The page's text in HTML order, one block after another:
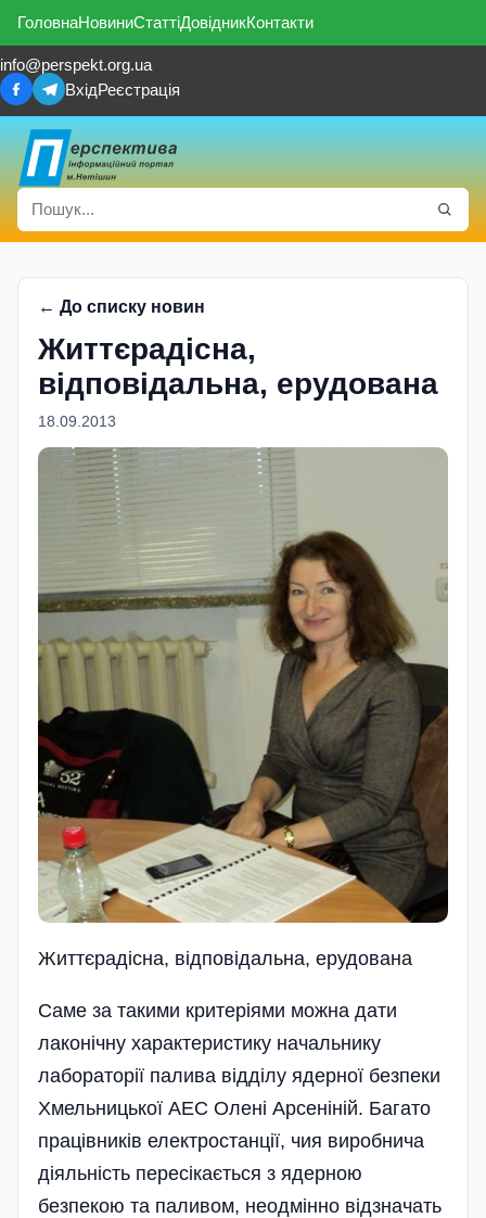
ГоловнаНовиниСтаттіДовідникКонтакти
info@perspekt.org.ua
ВхідРеєстрація
← До списку новин
Життєрадісна,
відповідальна, ерудована
18.09.2013
Життєрадісна, відповідальна, ерудована
Саме за такими критеріями можна дати
лаконічну характеристику начальнику
лабораторії палива відділу ядерної безпеки
Хмельницької АЕС Олені Арсеніній. Багато
працівників електростанції, чия виробнича
діяльність пересікається з ядерною
безпекою та паливом, неодмінно відзначать